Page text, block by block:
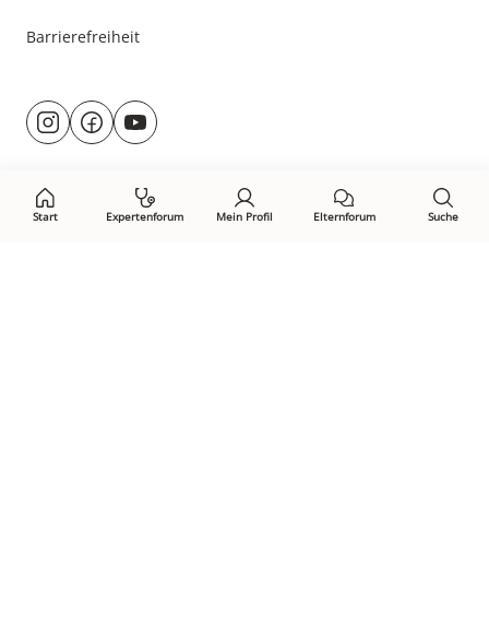
Start Expertenforum Mein Profil Elternforum Suche
Barrierefreiheit
Besuche
uns@rund.ums.baby
facebook.com/rundumsbaby.de
youtube.com/@rundumsbaby_